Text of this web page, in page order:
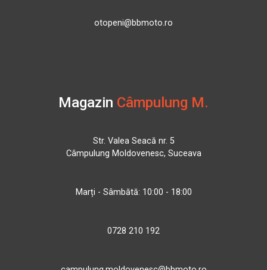
otopeni@bbmoto.ro
Magazin Câmpulung M.
Str. Valea Seacă nr. 5
Câmpulung Moldovenesc, Suceava
Marți - Sâmbătă: 10:00 - 18:00
0728 210 192